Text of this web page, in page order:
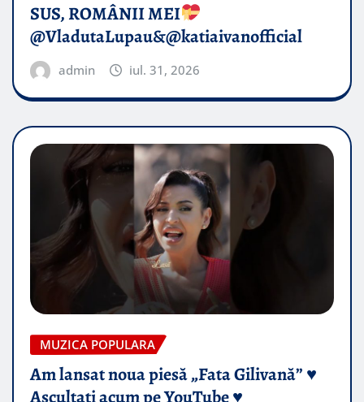
SUS, ROMÂNII MEI
@VladutaLupau&@katiaivanofficial
admin iul. 31, 2026
MUZICA POPULARA
Am lansat noua piesă „Fata Gilivană” ♥️
Ascultați acum pe YouTube ♥️